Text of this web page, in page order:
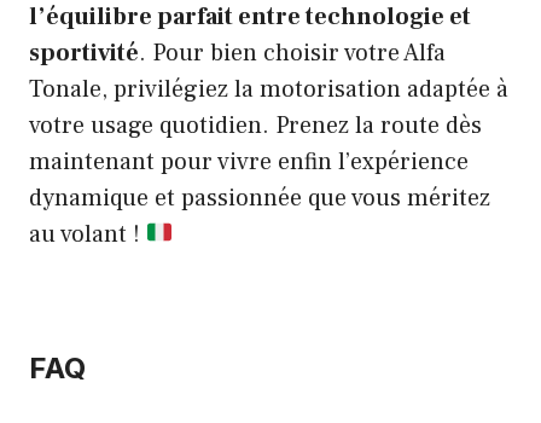
l’équilibre parfait entre technologie et
sportivité. Pour bien choisir votre Alfa
Tonale, privilégiez la motorisation adaptée à
votre usage quotidien. Prenez la route dès
maintenant pour vivre enfin l’expérience
dynamique et passionnée que vous méritez
au volant !
FAQ